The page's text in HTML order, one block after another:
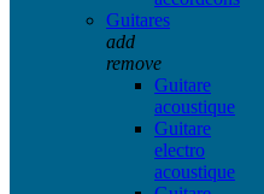
Guitares
add
remove
Guitare
acoustique
Guitare
electro
acoustique